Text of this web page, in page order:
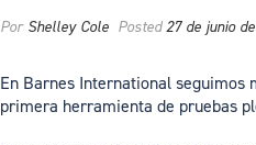
Por Shelley Cole Posted27 de junio
En Barnes International seguimos
primera herramienta de pruebas